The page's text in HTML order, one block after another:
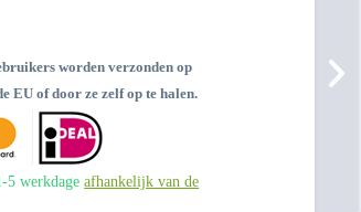
worden verzonden op
EU of door ze zelf op te halen.
5 werkdageafhankelijk van de